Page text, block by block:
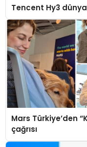
Tencent Hy3
Mars Türkiye’den
çağrısı